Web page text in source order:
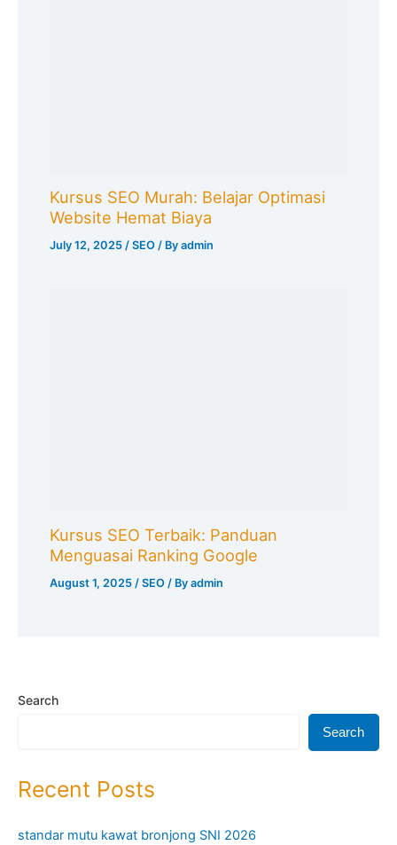
Kursus SEO Murah: Belajar Optimasi
Website Hemat Biaya
July 12, 2025/SEO / Byadmin
Kursus SEO Terbaik: Panduan
Menguasai Ranking Google
August 1, 2025 /SEO / Byadmin
Search
Search
Recent Posts
standar mutu kawat bronjong SNI 2026